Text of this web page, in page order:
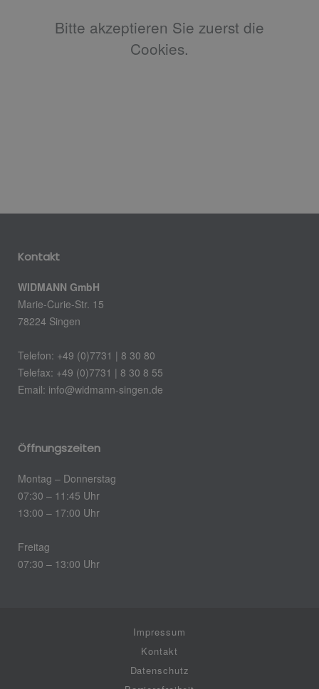
Bitte akzeptieren Sie zuerst die
Cookies.
Kontakt
WIDMANN GmbH
Marie-Curie-Str. 15
78224 Singen
Telefon: +49 (0)7731 | 8 30 80
Telefax: +49 (0)7731 | 8 30 8 55
Email: info@widmann-singen.de
Öffnungszeiten
Montag – Donnerstag
07:30 – 11:45 Uhr
13:00 – 17:00 Uhr
Freitag
07:30 – 13:00 Uhr
Impressum
Kontakt
Datenschutz